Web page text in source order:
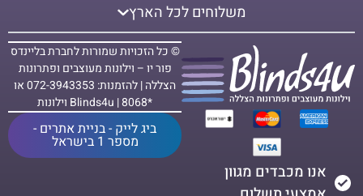
אנו מכבדים מגוון
© כל הזכויות שמורות לחברת בליינדס
פור יו – וילונות מעוצבים ופתרונות
הצללה | להזמנות: 072-3943353 או
*8068 | Blinds4u וילונות
ביג לייק - בניית אתרים -
מספר 1 בישראל
משלוחים לכל הארץ